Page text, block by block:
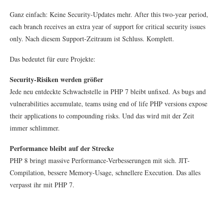
Ganz einfach: Keine Security-Updates mehr. After this two-year period,
each branch receives an extra year of support for critical security issues
only. Nach diesem Support-Zeitraum ist Schluss. Komplett.
Das bedeutet für eure Projekte:
Security-Risiken werden größer
Jede neu entdeckte Schwachstelle in PHP 7 bleibt unfixed. As bugs and
vulnerabilities accumulate, teams using end of life PHP versions expose
their applications to compounding risks. Und das wird mit der Zeit
immer schlimmer.
Performance bleibt auf der Strecke
PHP 8 bringt massive Performance-Verbesserungen mit sich. JIT-
Compilation, bessere Memory-Usage, schnellere Execution. Das alles
verpasst ihr mit PHP 7.